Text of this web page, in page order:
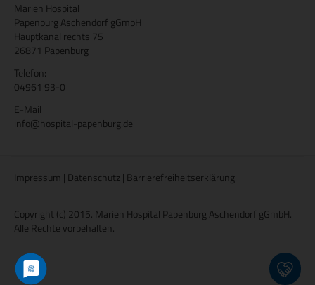
Marien Hospital
Papenburg Aschendorf gGmbH
Hauptkanal rechts 75
26871 Papenburg
Telefon:
04961 93-0
E-Mail
info@hospital-papenburg.de
Impressum | Datenschutz| Barrierefreiheitserklärung
Copyright (c) 2015. Marien Hospital Papenburg Aschendorf gGmbH.
Alle Rechte vorbehalten.